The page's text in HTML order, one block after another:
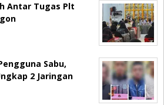
Antar Tugas Plt
Sabu,
2 Jaringan